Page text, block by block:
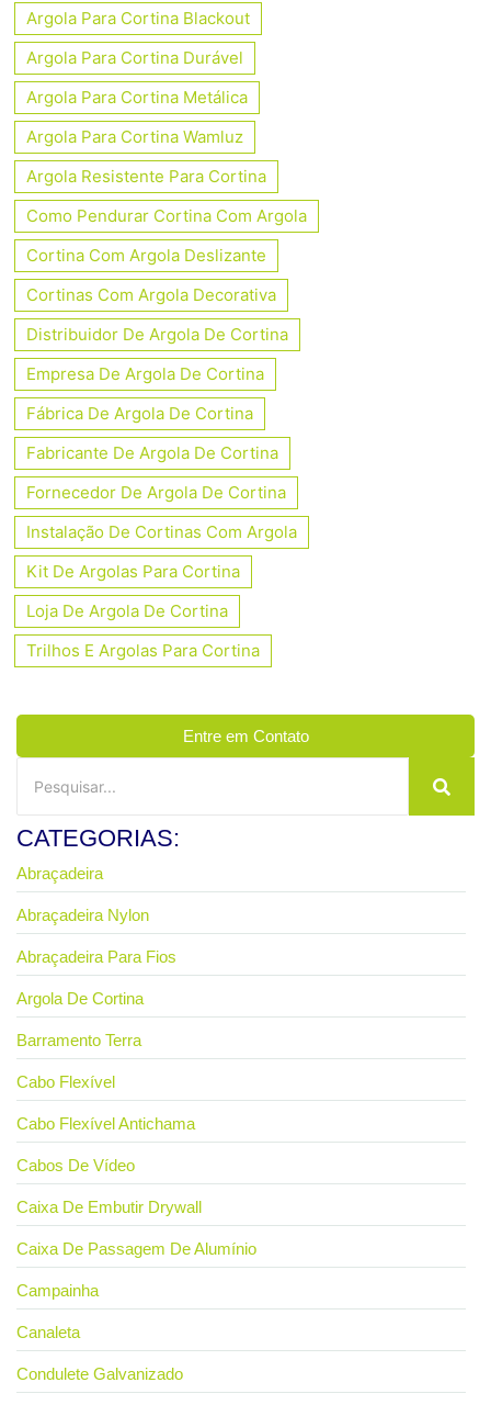
Argola Para Cortina Blackout
Argola Para Cortina Durável
Argola Para Cortina Metálica
Argola Para Cortina Wamluz
Argola Resistente Para Cortina
Como Pendurar Cortina Com Argola
Cortina Com Argola Deslizante
Cortinas Com Argola Decorativa
Distribuidor De Argola De Cortina
Empresa De Argola De Cortina
Fábrica De Argola De Cortina
Fabricante De Argola De Cortina
Fornecedor De Argola De Cortina
Instalação De Cortinas Com Argola
Kit De Argolas Para Cortina
Loja De Argola De Cortina
Trilhos E Argolas Para Cortina
Entre em Contato
CATEGORIAS:
Abraçadeira
Abraçadeira Nylon
Abraçadeira Para Fios
Argola De Cortina
Barramento Terra
Cabo Flexível
Cabo Flexível Antichama
Cabos De Vídeo
Caixa De Embutir Drywall
Caixa De Passagem De Alumínio
Campainha
Canaleta
Condulete Galvanizado